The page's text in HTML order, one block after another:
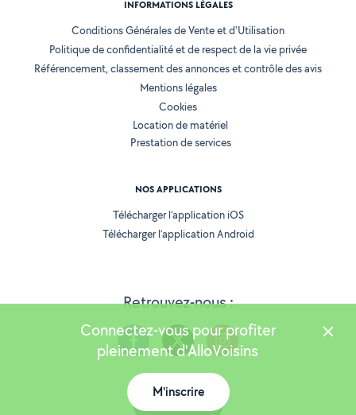
Retrouvez-nous :
INFORMATIONS LÉGALES
Conditions Générales de Vente et d'Utilisation
Politique de confidentialité et de respect de la vie privée
Référencement, classement des annonces et contrôle des avis
Mentions légales
Cookies
Location de matériel
Prestation de services
NOS APPLICATIONS
Télécharger l’application iOS
Télécharger l’application Android
Version 25.5.3
Connectez-vous pour profiter
pleinement d'AlloVoisins
M'inscrire